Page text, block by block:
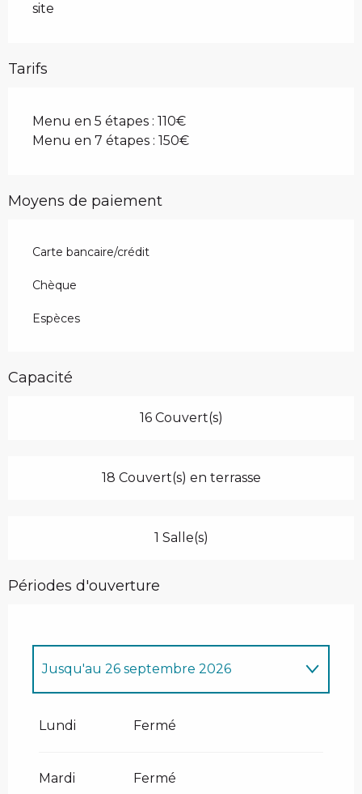
site
Tarifs
Menu en 5 étapes : 110€
Menu en 7 étapes : 150€
Moyens de paiement
Carte bancaire/crédit
Chèque
Espèces
Capacité
16 Couvert(s)
18 Couvert(s) en terrasse
1 Salle(s)
Périodes d'ouverture
Jusqu'au 26 septembre 2026
Lundi Fermé
Mardi Fermé